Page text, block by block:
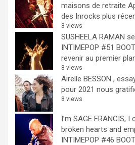
maisons de retraite
des Inrocks plus
8 views
SUSHEELA RAMAN
INTIMEPOP #51
revenir au premier
8 views
Airelle BESSON ,
pour 2021 nous
8 views
I’m SAGE FRANCIS,
broken hearts and
INTIMEPOP #46